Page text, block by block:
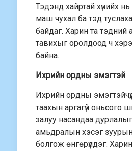
Тэдэнд хайртай хүнийх
маш чухал ба тэд
байдаг. Харин та тэдний
тавихыг оролдоод ч
байна.
Ихрийн ордны эмэгтэй
Ихрийн ордны
таахын аргагүй оньсого
залуу насандаа дурлалыг
амьдралын хэсэг
болгож өнгөрүүлдэг.